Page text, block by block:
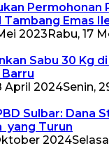
Permohonan
Tambang Emas
2023 Rabu, 17
Sabu 30 Kg
April 2024Senin,
Sulbar: Dana
yang Turun
2024